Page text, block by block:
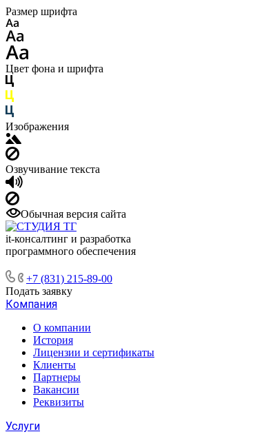
Размер шрифта
Цвет фона и шрифта
Изображения
Озвучивание текста
Обычная версия сайта
it-консалтинг и разработка
программного обеспечения
+7 (831) 215-89-00
Подать заявку
Компания
О компании
История
Лицензии и сертификаты
Клиенты
Партнеры
Вакансии
Реквизиты
Услуги